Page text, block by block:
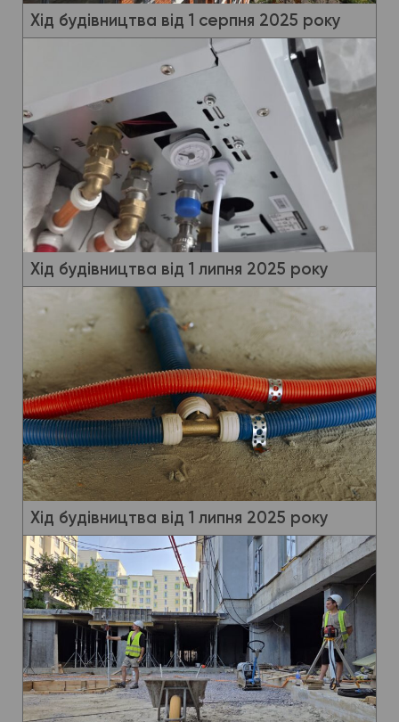
Хід будівництва від 1 серпня 2025 року
Хід будівництва від 1 липня 2025 року
Хід будівництва від 1 липня 2025 року